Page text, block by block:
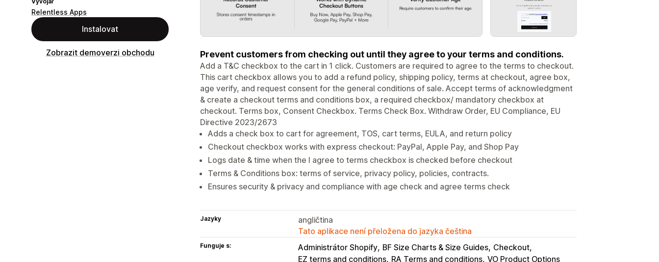
Relentless Apps
Instalovat
Zobrazit demoverzi obchodu Prevent customers from checking out until they agree to your terms and conditions.
Add a T&C checkbox to the cart in 1 click. Customers are required to agree to the terms to checkout.
This cart checkbox allows you to add a refund policy, shipping policy, terms at checkout, agree box,
age verify, and request consent for the general conditions of sale. Accept terms of acknowledgment
& create a checkout terms and conditions box, a required checkbox/ mandatory checkbox at
checkout. Terms box, Consent Checkbox. Terms Check Box. Withdraw Order, EU Compliance, EU
Directive 2023/2673
Adds a check box to cart for agreement, TOS, cart terms, EULA, and return policy
Checkout checkbox works with express checkout: PayPal, Apple Pay, and Shop Pay
Logs date & time when the I agree to terms checkbox is checked before checkout
Terms & Conditions box: terms of service, privacy policy, policies, contracts.
Ensures security & privacy and compliance with age check and agree terms check
Jazyky
angličtina
Tato aplikace není přeložena do jazyka čeština
Funguje s: Administrátor Shopify BF Size Charts & Size Guides Checkout
EZ terms and conditions RA Terms and conditions VO Product Options